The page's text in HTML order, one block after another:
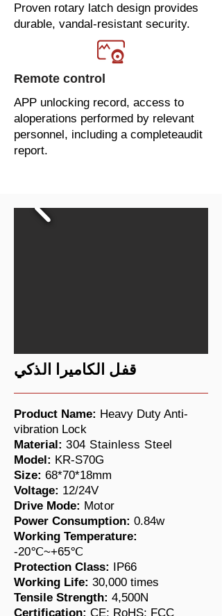
Proven rotary latch design provides
durable, vandal-resistant security.
Remote control
APP unlocking record, access to
aloperations performed by relevant
personnel, including a completeaudit
report.
قفل الكاميرا الذكي
Product Name: Heavy Duty Anti-
vibration Lock
Material: 304 Stainless Steel
Model: KR-S70G
Size: 68*70*18mm
Voltage: 12/24V
Drive Mode: Motor
Power Consumption: 0.84w
Working Temperature:
-20℃~+65℃
Protection Class: IP66
Working Life: 30,000 times
​Tensile Strength: 4,500N
Certification: CE; RoHS; FCC